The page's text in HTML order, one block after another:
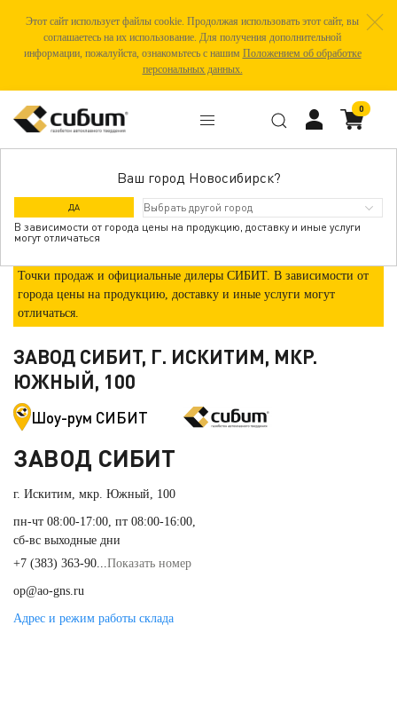
Этот сайт использует файлы cookie. Продолжая использовать этот сайт, вы
соглашаетесь на их использование. Для получения дополнительной
информации, пожалуйста, ознакомьтесь с нашим Положением об обработке
персональных данных.
Ваш город Новосибирск?
ДА
В зависимости от города цены на продукцию, доставку и иные услуги
могут отличаться
0
ГДЕ КУПИТЬ
Точки продаж и официальные дилеры СИБИТ. В зависимости от
города цены на продукцию, доставку и иные услуги могут
отличаться.
ЗАВОД СИБИТ, Г. ИСКИТИМ, МКР.
ЮЖНЫЙ, 100
Шоу-рум СИБИТ
ЗАВОД СИБИТ
г. Искитим, мкр. Южный, 100
пн-чт 08:00-17:00, пт 08:00-16:00,
сб-вс выходные дни
+7 (383) 363-90...Показать номер
op@ao-gns.ru
Адрес и режим работы склада